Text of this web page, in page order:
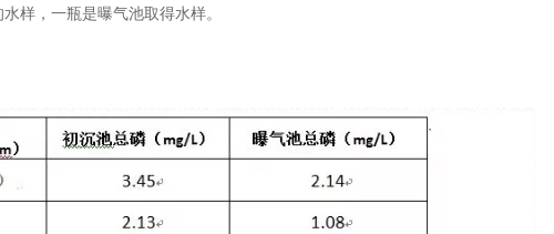
样，一瓶是曝气池取得水样。